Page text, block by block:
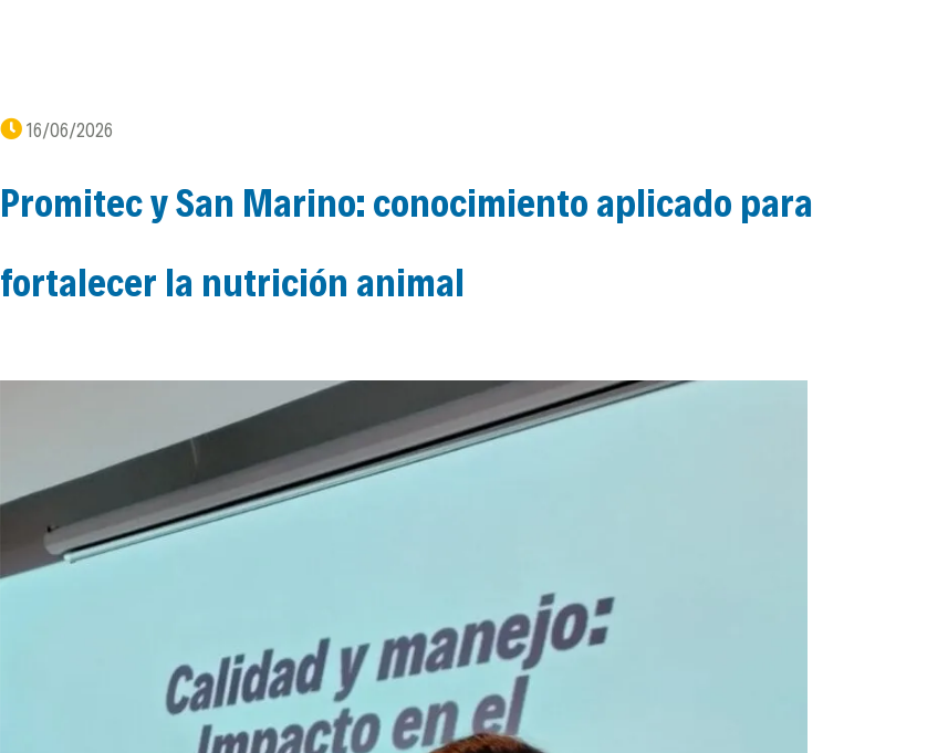
16/06/2026
Promitec y San Marino: conocimiento aplicado para
fortalecer la nutrición animal